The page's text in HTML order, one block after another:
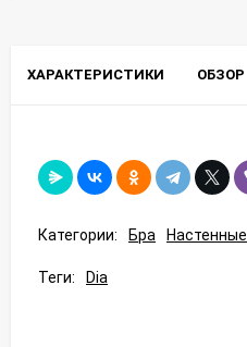
ХАРАКТЕРИСТИКИ ОБЗОР
Категории: Бра Настенные
Теги: Dia